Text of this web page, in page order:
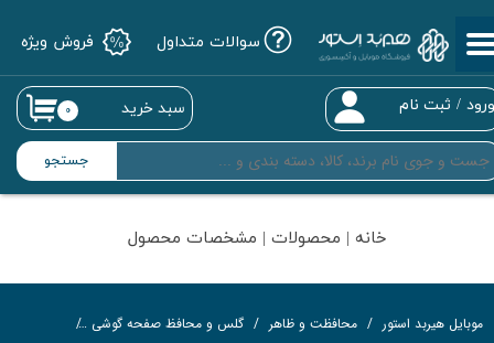
جستجو
/ ثبت نام
حساب کاربری من
تغییر گذر واژه
سفارشات
خروج از حساب کاربری
۰ سبد خرید
سوالات متداول فروش ویژه
خانه | محصولات | مشخصات محصول
موبایل هیربد استور محافظت و ظاهر گلس و محافظ صفحه گوشی